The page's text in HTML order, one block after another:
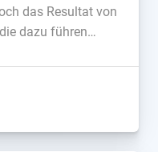
das Resultat von
dazu führen